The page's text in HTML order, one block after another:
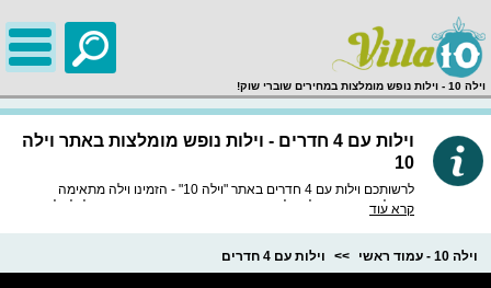
וילה 10 - וילות נופש מומלצות במחירים שוברי שוק!
וילות עם 4 חדרים - וילות נופש מומלצות באתר וילה
10
לרשותכם וילות עם 4 חדרים באתר "וילה 10" - הזמינו וילה מתאימה
ומומלצת, באתר שלנו וילות נופש איכותיות ומובחרות במיוחד, לכל וילה
קרא עוד
וילה 10 - עמוד ראשי וילות עם 4 חדרים